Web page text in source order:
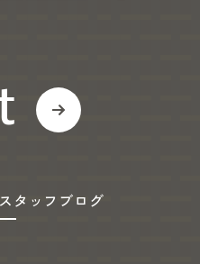
スタッフブログ